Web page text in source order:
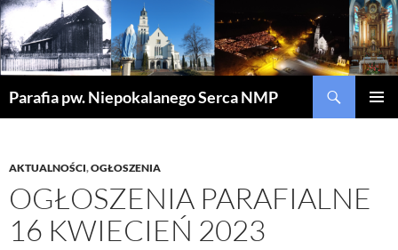
Parafia pw. Niepokalanego Serca NMP
AKTUALNOŚCI,OGŁOSZENIA
OGŁOSZENIA PARAFIALNE
16 KWIECIEŃ 2023